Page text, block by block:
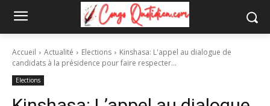
Accueil Actualité Elections
Kinshasa: L'appel au dialogue de
candidats à la présidence pour faire respecter...
Elections